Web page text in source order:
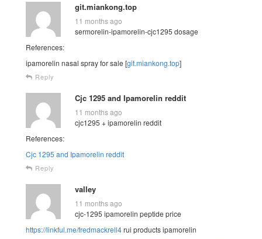
git.miankong.top
11 months ago
sermorelin-ipamorelin-cjc1295 dosage
References:
ipamorelin nasal spray for sale [git.miankong.top]
Reply
Cjc 1295 and Ipamorelin reddit
11 months ago
cjc1295 + ipamorelin reddit
References:
Cjc 1295 and Ipamorelin reddit
Reply
valley
11 months ago
cjc-1295 ipamorelin peptide price
https://linkful.me/fredmackrell4rui products ipamorelin